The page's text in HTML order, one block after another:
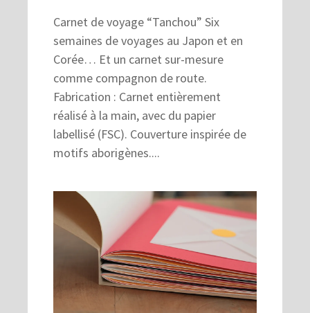
Carnet de voyage “Tanchou” Six
semaines de voyages au Japon et en
Corée… Et un carnet sur-mesure
comme compagnon de route.
Fabrication : Carnet entièrement
réalisé à la main, avec du papier
labellisé (FSC). Couverture inspirée de
motifs aborigènes....